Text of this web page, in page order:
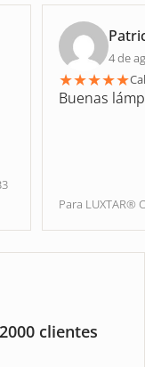
4 de
★★★★★
Buenas
Para LUXTAR®
clientes